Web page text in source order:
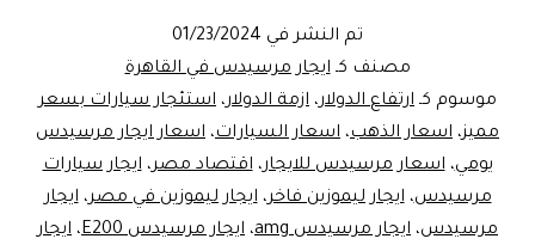
–
ايجار
مرسيدس
تم النشر في 01/23/2024
مصنف كـايجار مرسيدس في القاهرة
موسوم كـ ارتفاع الدولار، ازمة الدولار، استئجار سيارات بسعر
مميز، اسعار الذهب، اسعار السيارات، اسعار ايجار مرسيدس
يومي،اسعار مرسيدس للايجار،اقتصاد مصر،ايجار سيارات
مرسيدس،ايجار ليموزين فاخر،ايجار ليموزين في مصر،ايجار
مرسيدس، ايجار مرسيدس amg ، ايجار مرسيدس E200 ، ايجار